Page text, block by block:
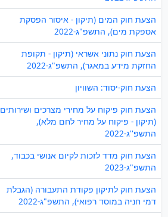
הצעת חוק המים (תיקון - איסור הפסקת
אספקת מים), התשפ"ג-2022
הצעת חוק נתוני אשראי (תיקון - תקופת
החזקת מידע במאגר), התשפ"ג-2022
הצעת חוק-יסוד: השוויון
הצעת חוק פיקוח על מחירי מצרכים ושירותים
(תיקון - פיקוח על מחיר לחם מלא),
התשפ''ג-2022
הצעת חוק מדד לזכות לקיום אנושי בכבוד,
התשפ"ג-2023
הצעת חוק לתיקון פקודת התעבורה (הגבלת
דמי חניה במוסד רפואי), התשפ"ג-2022